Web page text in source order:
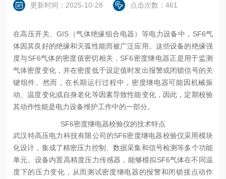
更新时间：2025-10-28 点击次数：461
在高压开关、GIS（气体绝缘组合电器）等电力设备中，SF6气
体因其良好的绝缘和灭弧性能而被广泛应用。这些设备的绝缘强
度与SF6气体的密度值密切相关，SF6密度继电器正是用于监测
气体密度变化，并在密度低于设定值时发出报警或闭锁信号的关
键组件。然而，在长期运行过程中，密度继电器可能因机械振
动、温度变化或自身老化等因素导致性能变化，因此，定期校验
其动作性能是电力设备维护工作中的一部分。
SF6密度继电器校验仪的技术特点
武汉特高压电力科技有限公司的SF6密度继电器校验仪采用模块
化设计，集成了精密压力控制、数据采集和信号检测等多个功能
单元。设备内置高精度压力传感器，能够模拟SF6气体在不同温
度下的压力变化，从而测试密度继电器的报警和闭锁接点动作